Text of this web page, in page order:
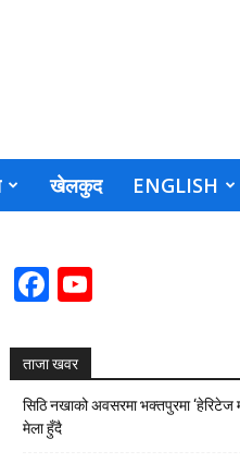
खेलकुद ENGLISH
Facebook
ताजा खवर
सिठि नखाको अवसरमा भक्तपुरमा
मेला हुँदै